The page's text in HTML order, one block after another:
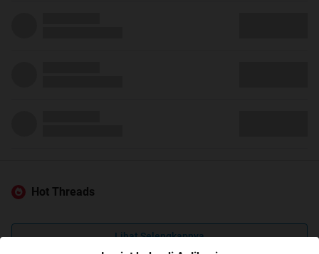
Hot Threads
Lihat Selengkapnya